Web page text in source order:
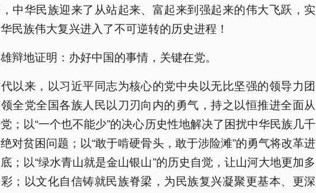
中华民族迎来了从站起来、富起来到强起来的伟大飞跃，实
民族伟大复兴进入了不可逆转的历史进程！
辩地证明：办好中国的事情，关键在党。
以来，以习近平同志为核心的党中央以无比坚强的领导力团
全党全国各族人民以刀刃向内的勇气，持之以恒推进全面从
；以“一个也不能少”的决心历史性地解决了困扰中华民族几千
对贫困问题；以“敢于啃硬骨头，敢于涉险滩”的勇气将改革进
；以“绿水青山就是金山银山”的历史自觉，让山河大地更加多
；以文化自信铸就民族脊梁，为民族复兴凝聚更基本、更深